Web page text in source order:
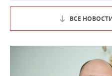
ВСЕ